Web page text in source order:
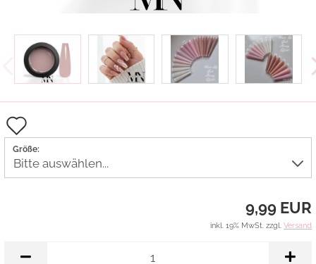
den
Merkzettel
Größe:
9,99 EUR
inkl. 19% MwSt. zzgl. Versand